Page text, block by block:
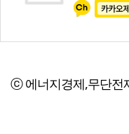
ⓒ 에너지경제,무단전